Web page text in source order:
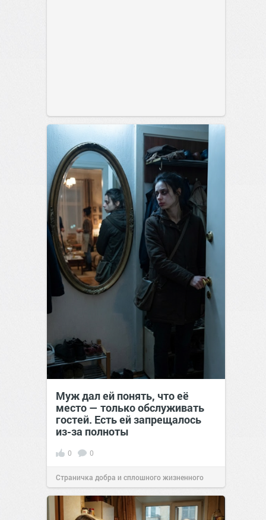
Муж дал ей понять, что её
место — только обслуживать
гостей. Есть ей запрещалось
из-за полноты
0 0
Страничка добра и сплошного жизненного
позитива!00:2807 авг 2026